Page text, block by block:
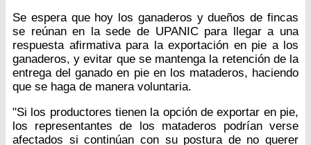
Se espera que hoy los ganaderos y dueños de fincas
se reúnan en la sede de UPANIC para llegar a una
respuesta afirmativa para la exportación en pie a los
ganaderos, y evitar que se mantenga la retención de la
entrega del ganado en pie en los mataderos, haciendo
que se haga de manera voluntaria.
"Si los productores tienen la opción de exportar en pie,
los representantes de los mataderos podrían verse
afectados si continúan con su postura de no querer